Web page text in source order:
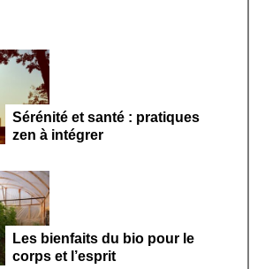
Sérénité et santé : pratiques
zen à intégrer
Les bienfaits du bio pour le
corps et l’esprit